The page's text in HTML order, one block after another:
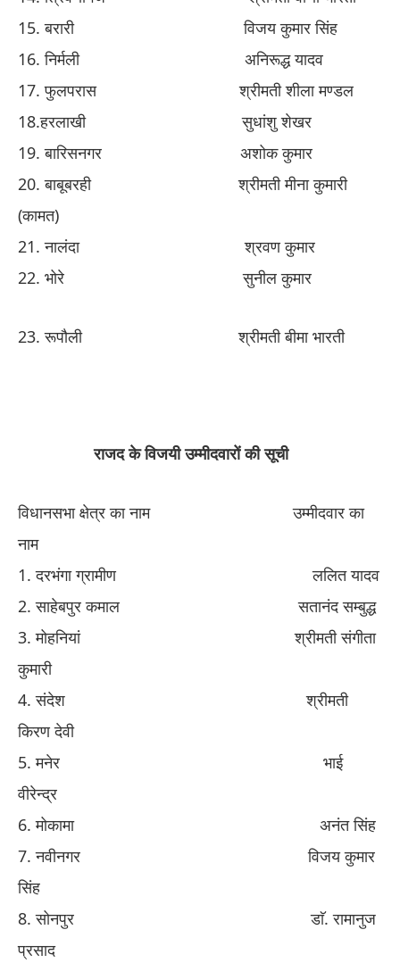
​15. ​बरारी ​ ​विजय कुमार सिंह
​16. ​निर्मली
अनिरूद्ध यादव
​17.फुलपरास ​ ​श्रीमती शीला मण्डल
​18.​हरलाखी ​ ​सुधां​शुशेखर
​19. ​बारिसनगर ​ अशोककुमार
​20. ​बाबूबरही ​ ​श्रीमती मीना कुमारी
(कामत)
​21. ​नालंदा ​ ​श्रवण कुमार
​22. ​ भोरे ​ ​सुनील कुमार
​23. ​रूपौली ​ ​श्रीमती बीमा भारती
​राजद के विजयी उम्मीदवारों की सूची
विधानसभा क्षेत्र का नाम ​ ​उम्मीदवार का
नाम
​1. ​दरभंगा ग्रामीण ​ ​ललित यादव
​2. ​साहेबपुर कमाल ​ ​सतानंद सम्बुद्ध
​3. ​मोहनियां ​ ​श्रीमती संगीता
कुमारी
​4. ​संदे​शश्रीमती
किरण देवी
​5. ​मनेर
भाई
वीरेन्द्र
​6. ​मोकामा
अनंत सिंह
​7. ​नवीनगर ​ ​विजय कुमार
सिंह
​8. ​सोनपुर ​ ​डाॅ​.​ रामानुज
प्रसाद